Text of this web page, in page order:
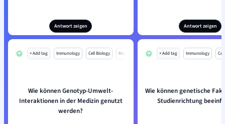
Antwort zeigen Antwort zeigen
+ Add tag Immunology Cell Biology Mo
Wie können Genotyp-Umwelt-
Interaktionen in der Medizin genutzt
werden?
+ Add tag Immunology
Wie können genetische
Studienrichtung